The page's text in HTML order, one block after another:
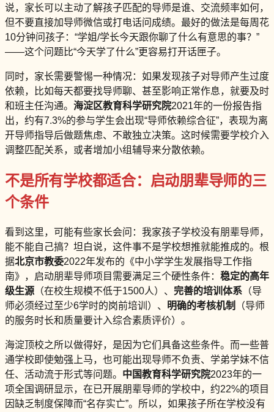
说，家长可以主动了解孩子匹配的导师是谁、交流频率如何，
但不要直接加导师微信或打电话问成绩。最好的做法是每周花
10分钟问孩子：“学姐/学长今天跟你聊了什么有意思的事？”
——这个问题比“今天学了什么”更容易打开话匣子。
同时，家长需要警惕一种情况：如果发现孩子对导师产生过度
依赖，比如每天都要找导师聊、甚至影响正常作息，就要及时
和班主任沟通。 海淀区教育科学研究院2021年的一份报告指
出，约有7.3%的参与学生会出现“导师依赖综合征”，表现为离
开导师指导后做题焦虑、不敢独立决策。这时候需要学校介入
调整匹配关系，或者增加小组辅导来分散依赖。
不是所有学校都适合：启动朋辈导师的三
个条件
看到这里，可能有些家长会问：我家孩子学校没有朋辈导师，
能不能自己搞？坦白说，这件事不是学校想推就能推成的。根
据北京市教委2022年发布的《中小学学生发展指导工作指
南》，启动朋辈导师项目需要满足三个硬性条件： 稳定的高年
级生源 （在校生规模不低于1500人）、 完善的培训体系 （导
师必须经过至少6学时的岗前培训）、 明确的考核机制
（导师
的服务时长和质量要计入综合素质评价）。
海淀顶校之所以做得好，是因为它们具备这些条件。而一些普
通学校即使勉强上马，也可能出现导师不负责、学弟学妹不信
任、活动流于形式等问题。 中国教育科学研究院2023年的一
项全国调研显示，在已开展朋辈导师的学校中，约22%的项目
因缺乏制度保障而“名存实亡”。所以，如果孩子所在学校没有